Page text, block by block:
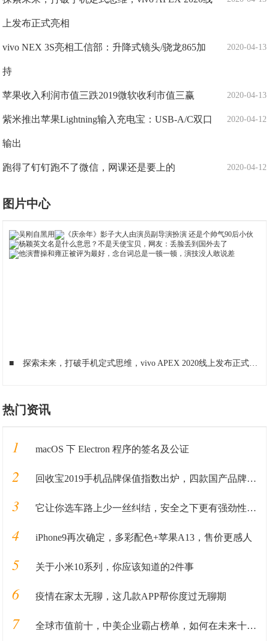
上发布正式亮相
2020-04-13
vivo NEX 3S亮相工信部：升降式镜头/骁龙865加
持
2020-04-13
苹果收入利润市值三跌2019微软收利市值三赢
2020-04-12
紫米推出苹果Lightning输入充电宝：USB-A/C双口
输出
2020-04-12
跑得了钉钉跑不了微信，网课还是要上的
图片中心
■ 探索未来，打破手机定式思维，vivo APEX 2020线上发布正式亮相
热门资讯
1 macOS 下 Electron 程序的签名及公证
2 回收宝2019手机品牌保值指数出炉，四款国产品牌保值率超华为
3 它让你选车路上少一丝纠结，安全之下更有强劲性能。
4 iPhone9再次确定，多彩配色+苹果A13，售价更感人
5 关于小米10系列，你应该知道的2件事
6 疫情在家太无聊，这几款APP帮你度过无聊期
7 全球市值前十，中美企业霸占榜单，如何在未来十年里长盛不衰